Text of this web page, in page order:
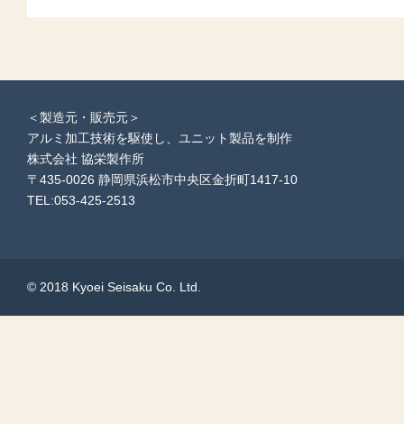
＜製造元・販売元＞
アルミ加工技術を駆使し、ユニット製品を制作
株式会社 協栄製作所
〒435-0026 静岡県浜松市中央区金折町1417-10
TEL:053-425-2513
© 2018 Kyoei Seisaku Co. Ltd.